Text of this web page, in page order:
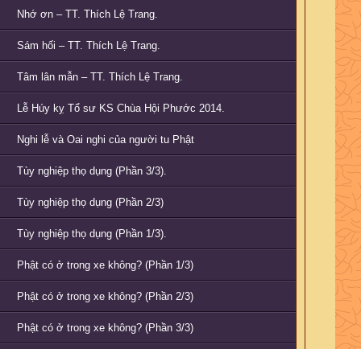
Nhớ ơn – TT. Thích Lệ Trang.
Sám hối – TT. Thích Lệ Trang.
Tâm lân mẫn – TT. Thích Lệ Trang.
Lễ Húy kỵ Tổ sư KS Chùa Hội Phước 2014.
Nghi lễ và Oai nghi của người tu Phật
Tùy nghiệp thọ dụng (Phần 3/3).
Tùy nghiệp thọ dụng (Phần 2/3)
Tùy nghiệp thọ dụng (Phần 1/3).
Phật có ở trong xe không? (Phần 1/3)
Phật có ở trong xe không? (Phần 2/3)
Phật có ở trong xe không? (Phần 3/3)